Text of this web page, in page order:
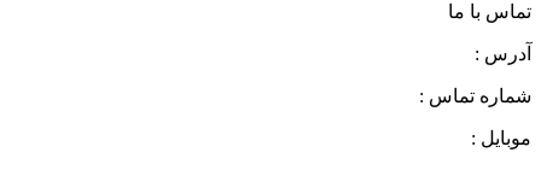
تماس با ما
آدرس :
شماره تماس :
موبایل :